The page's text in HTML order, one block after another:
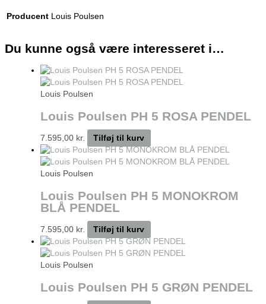
Producent Louis Poulsen
Du kunne også være interesseret i…
Louis Poulsen
Louis Poulsen PH 5 ROSA PENDEL
7.595,00 kr. Tilføj til kurv
Louis Poulsen
Louis Poulsen PH 5 MONOKROM
BLÅ PENDEL
7.595,00 kr. Tilføj til kurv
Louis Poulsen
Louis Poulsen PH 5 GRØN PENDEL